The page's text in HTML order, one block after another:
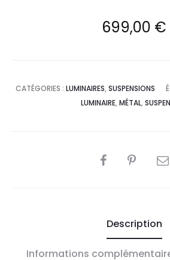
699,00 €
CATÉGORIES : LUMINAIRES, SUSPENSIONS
LUMINAIRE, MÉTAL,
PARTAGER
Description
Informations